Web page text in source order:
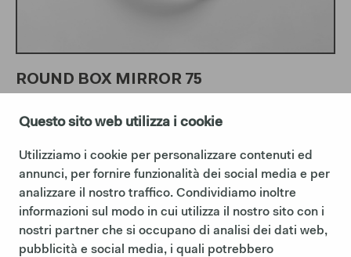
Questo sito web utilizza i cookie
Utilizziamo i cookie per personalizzare contenuti ed
annunci, per fornire funzionalità dei social media e per
analizzare il nostro traffico. Condividiamo inoltre
informazioni sul modo in cui utilizza il nostro sito con i
nostri partner che si occupano di analisi dei dati web,
pubblicità e social media, i quali potrebbero
ROUND BOX MIRROR 75